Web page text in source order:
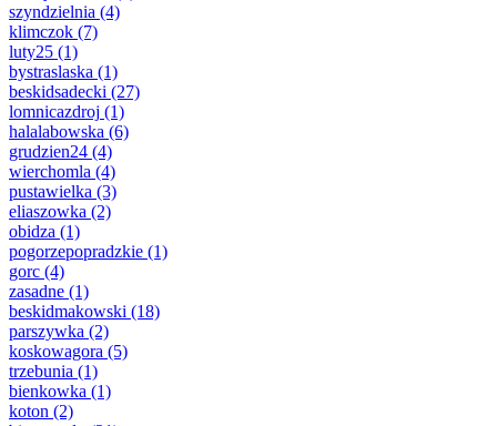
szyndzielnia (4)
klimczok (7)
luty25 (1)
bystraslaska (1)
beskidsadecki (27)
lomnicazdroj (1)
halalabowska (6)
grudzien24 (4)
wierchomla (4)
pustawielka (3)
eliaszowka (2)
obidza (1)
pogorzepopradzkie (1)
gorc (4)
zasadne (1)
beskidmakowski (18)
parszywka (2)
koskowagora (5)
trzebunia (1)
bienkowka (1)
koton (2)